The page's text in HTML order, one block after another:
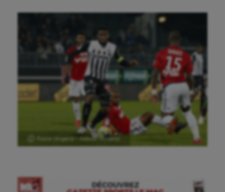
Ⓒ Traore (Angers) – Kakuta (Amiens)